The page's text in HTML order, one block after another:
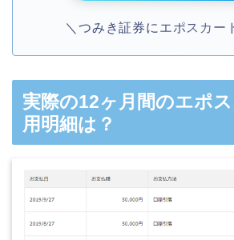
＼つみき証券にエポスカー
実際の12ヶ月間のエポ
用明細は？